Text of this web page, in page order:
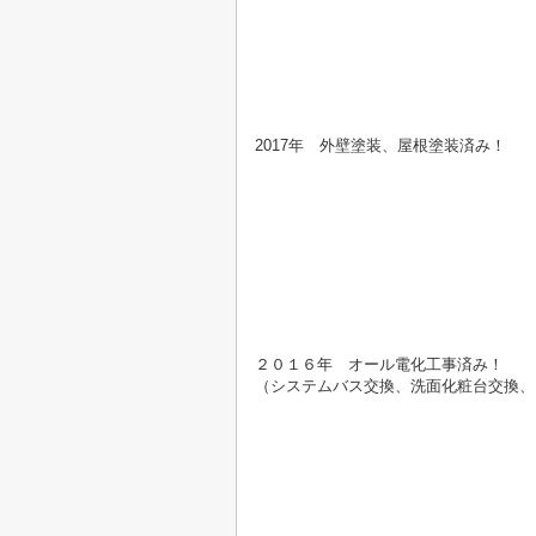
2017年 外壁塗装、屋根塗装済み！
２０１６年 オール電化工事済み！
（システムバス交換、洗面化粧台交換